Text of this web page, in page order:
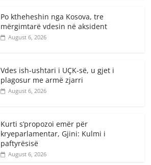
Po ktheheshin nga Kosova, tre
mërgimtarë vdesin në aksident
August 6, 2026
Vdes ish-ushtari i UÇK-së, u gjet i
plagosur me armë zjarri
August 6, 2026
Kurti s’propozoi emër për
kryeparlamentar, Gjini: Kulmi i
paftyrësisë
August 6, 2026